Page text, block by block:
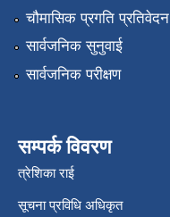
चौमासिक प्रगति प्रतिवेदन
सार्वजनिक सुनुवाई
सार्वजनिक परीक्षण
सम्पर्क विवरण
त्रेशिका राई
सूचना प्रविधि अधिकृत